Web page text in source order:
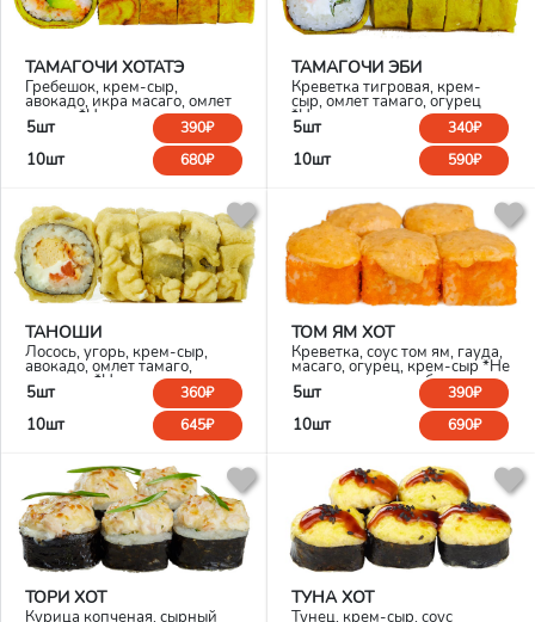
ТАМАГОЧИ ХОТАТЭ
Гребешок, крем-сыр,
авокадо, икра масаго, омлет
тамаго *Не является горячим
блюдом
5шт 390₽
10шт 680₽
ТАМАГОЧИ ЭБИ
Креветка тигровая, крем-
сыр, омлет тамаго, огурец
*Не является горячим
блюдом
5шт 340₽
10шт 590₽
ТАНОШИ
Лосось, угорь, крем-сыр,
авокадо, омлет тамаго,
темпура. *Не является
горячим блюдом
5шт 360₽
10шт 645₽
ТОМ ЯМ ХОТ
Креветка, соус том ям, гауда,
масаго, огурец, крем-сыр *Не
является горячим блюдом
5шт 390₽
10шт 690₽
ТОРИ ХОТ ТУНА ХОТ